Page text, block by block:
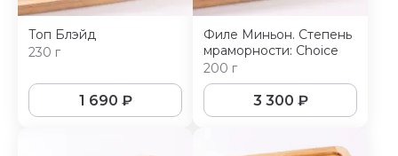
Топ Блэйд
230 г
1 690 ₽
Филе Миньон. Степень
мраморности: Choice
200 г
3 300 ₽